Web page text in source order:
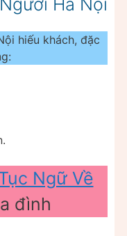
hiếu khách, đặc
Ngữ Về
đình